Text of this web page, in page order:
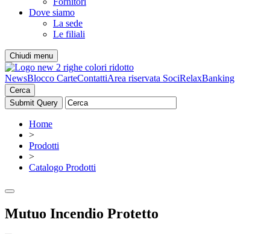
Dove siamo
La sede
Le filiali
Chiudi menu
NewsBlocco CarteContattiArea riservata SociRelaxBanking
Cerca
Home
>
Prodotti
>
Catalogo Prodotti
Mutuo Incendio Protetto